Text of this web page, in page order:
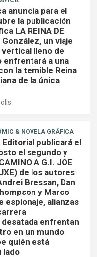
anuncia para el
la publicación
LA REINA DE
González, un viaje
lleno de
enfrentará a una
la temible Reina
de la única
& NOVELA GRÁFICA
publicará el
el segundo y
A G.I. JOE
de los autores
Bressan, Dan
y Marco
espionaje, alianzas
enfrentan
en un mundo
quién está
lado